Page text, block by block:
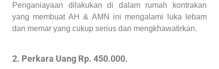
Penganiayaan dilakukan di dalam rumah kontrakan
yang membuat AH & AMN ini mengalami luka lebam
dan memar yang cukup serius dan mengkhawatirkan.
2. Perkara Uang Rp. 450.000.